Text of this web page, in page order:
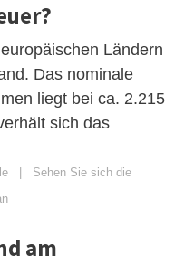
Ländern
Das nominale
liegt bei ca. 2.215
sich das
Sehen Sie sich die
am